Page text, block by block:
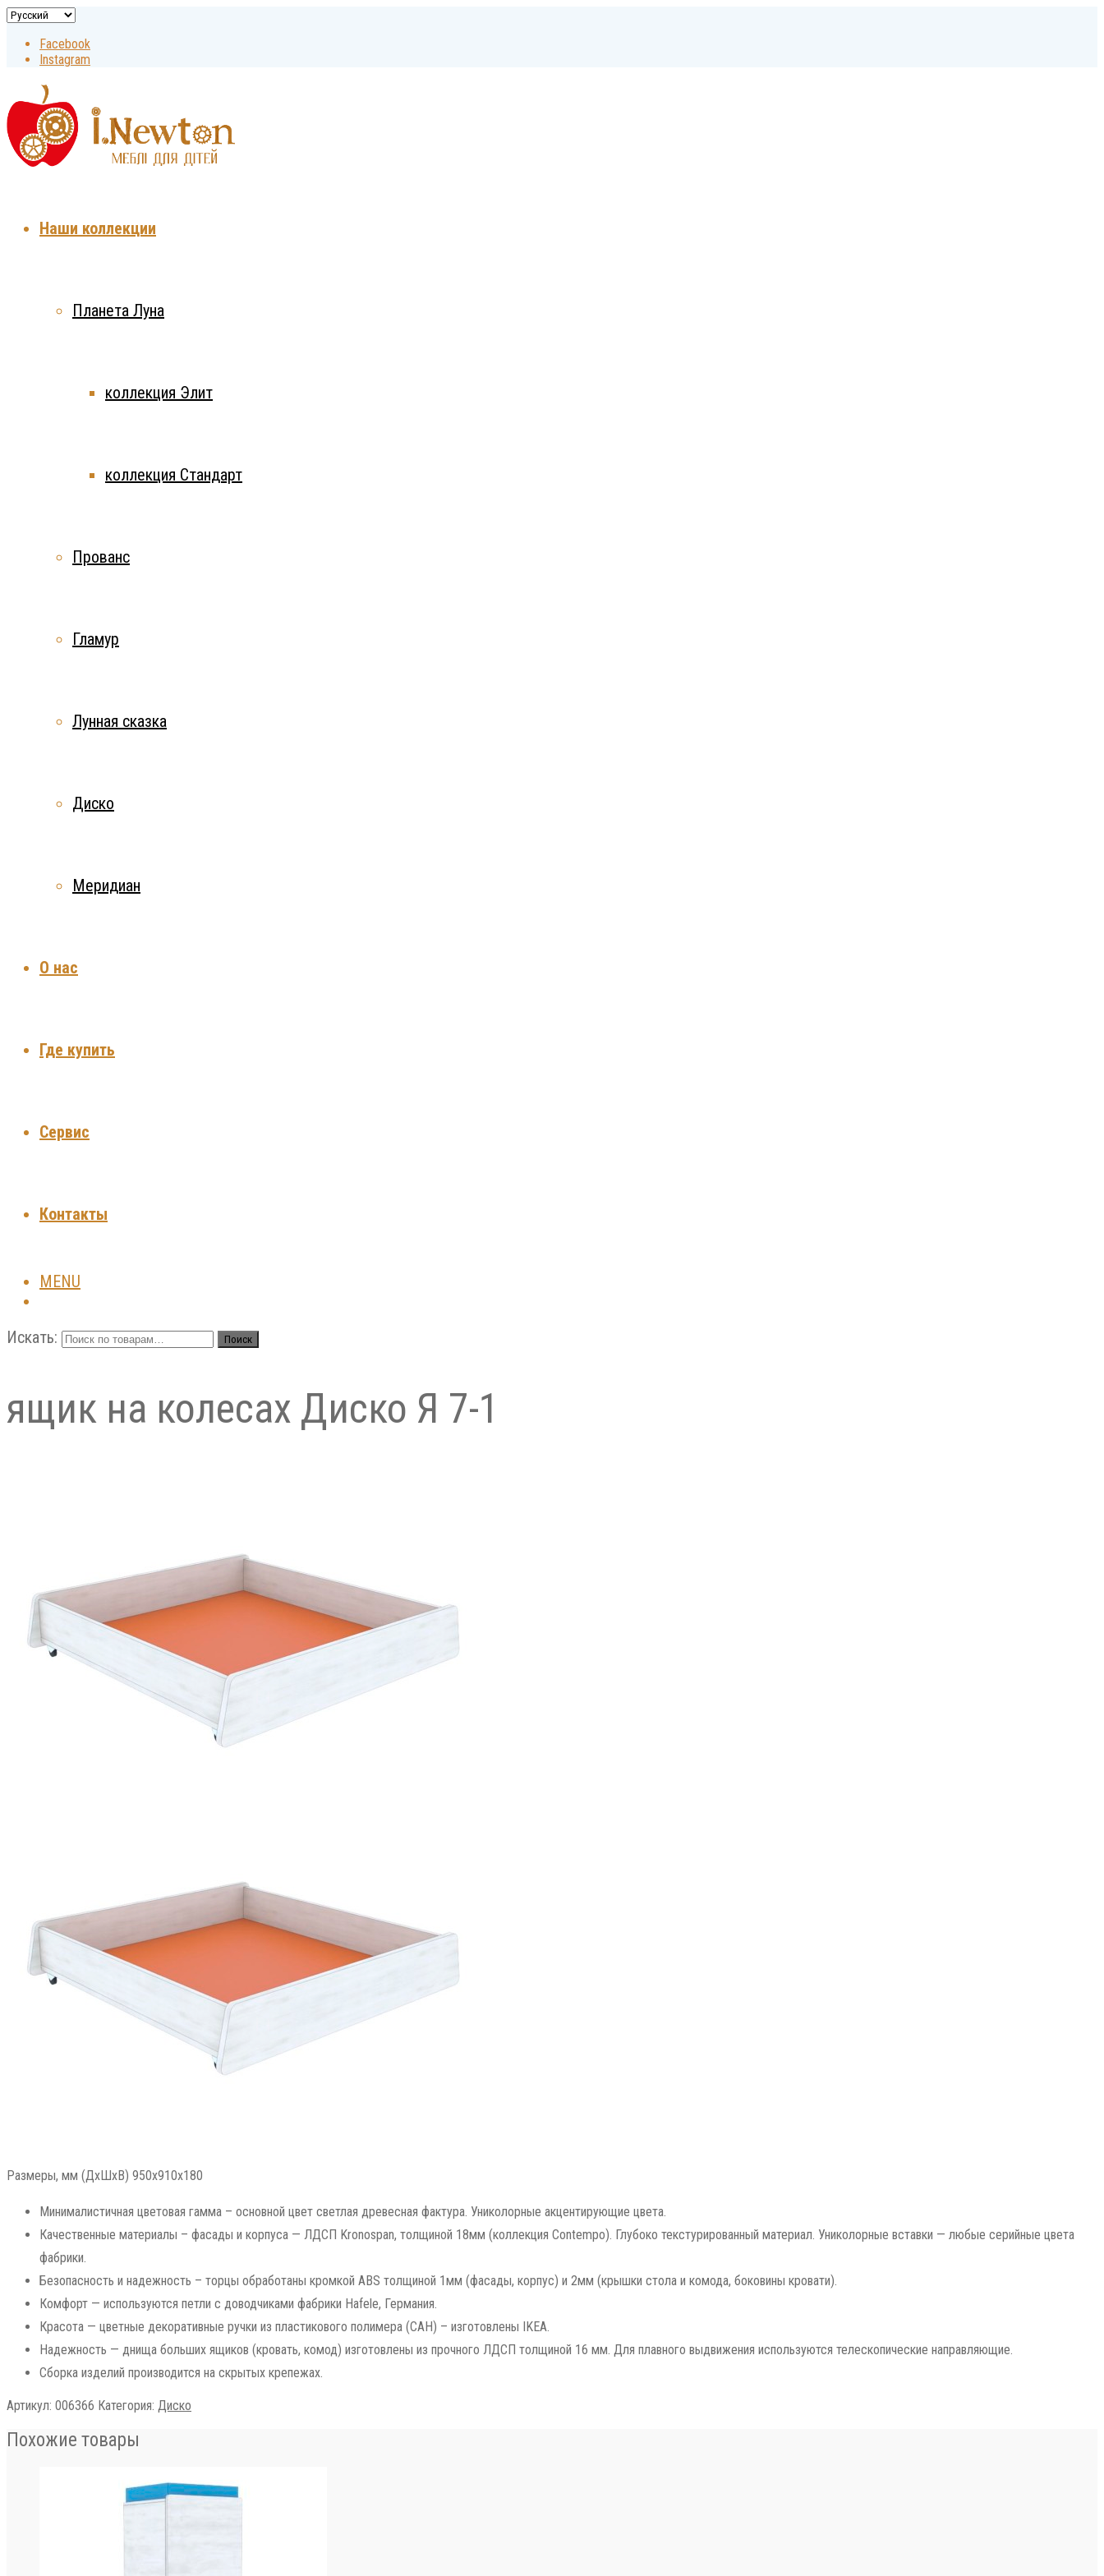
Facebook
Instagram
Наши коллекции
Планета Луна
коллекция Элит
коллекция Стандарт
Прованс
Гламур
Лунная сказка
Диско
Меридиан
О нас
Где купить
Сервис
Контакты
MENU
Искать: Поиск
ящик на колесах Диско Я 7-1
Размеры, мм (ДхШхВ) 950х910х180
Минималистичная цветовая гамма – основной цвет светлая древесная фактура. Униколорные акцентирующие цвета.
Качественные материалы – фасады и корпуса — ЛДСП Kronospan, толщиной 18мм (коллекция Contempo). Глубоко текстурированный материал. Униколорные вставки — любые серийные цвета
фабрики.
Безопасность и надежность – торцы обработаны кромкой ABS толщиной 1мм (фасады, корпус) и 2мм (крышки стола и комода, боковины кровати).
Комфорт — используются петли с доводчиками фабрики Hafele, Германия.
Красота — цветные декоративные ручки из пластикового полимера (САН) – изготовлены IKEA.
Надежность — днища больших ящиков (кровать, комод) изготовлены из прочного ЛДСП толщиной 16 мм. Для плавного выдвижения используются телескопические направляющие.
Сборка изделий производится на скрытых крепежах.
Артикул: 006366 Категория: Диско
Похожие товары